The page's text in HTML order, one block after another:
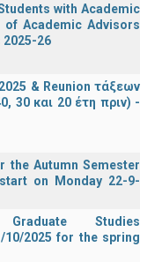
with Academic
of Academic Advisors
26
& Reunion τάξεων
30 και 20 έτη πριν) -
the Autumn Semester
on Monday 22-9-
Studies
10/2025 for the spring